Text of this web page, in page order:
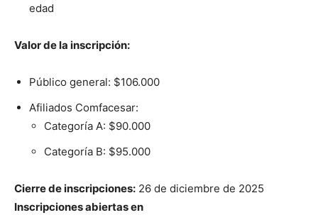
edad
Valor de la inscripción:
Público general: $106.000
Afiliados Comfacesar:
Categoría A: $90.000
Categoría B: $95.000
Cierre de inscripciones: 26 de diciembre de 2025
Inscripciones abiertas en